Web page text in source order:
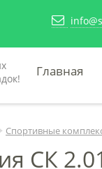
Главная
Спортивные
СК